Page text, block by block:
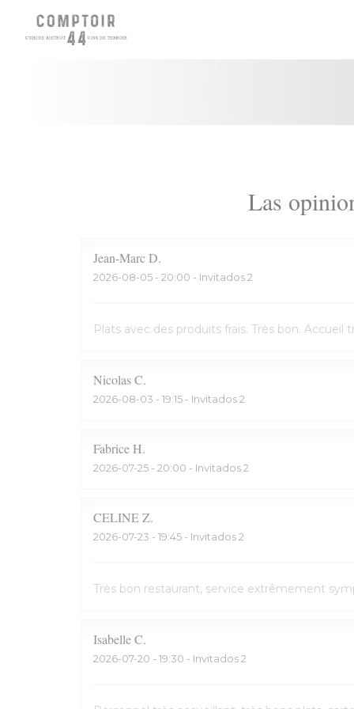
Personalización de sus opciones de cookies
Las
Jean-MarcD
2026-08-05 - 20:00 - Invitados 2
Plats avec des produits frais. Très bon.
NicolasC
2026-08-03 - 19:15 - Invitados 2
FabriceH
2026-07-25 - 20:00 - Invitados 2
CELINEZ
2026-07-23 - 19:45 - Invitados 2
Très bon restaurant, service extrêmement
IsabelleC
2026-07-20 - 19:30 - Invitados 2